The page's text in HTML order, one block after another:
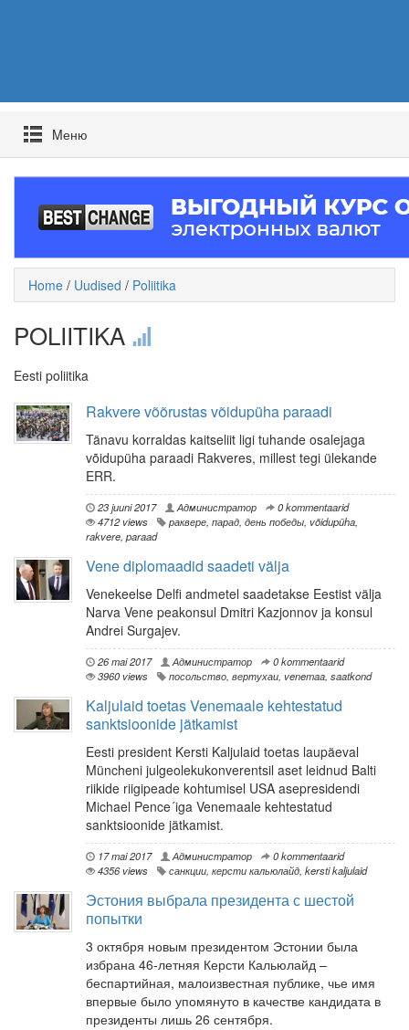
Mеню
Home / Uudised / Poliitika
POLIITIKA
Eesti poliitika
Rakvere võõrustas võidupüha paraadi
Tänavu korraldas kaitseliit ligi tuhande osalejaga
võidupüha paraadi Rakveres, millest tegi ülekande
ERR.
23 juuni 2017 Администратор
0 kommentaarid
4712 views
раквере, парад, день победы, võidupüha,
rakvere, paraad
Vene diplomaadid saadeti välja
Venekeelse Delfi andmetel saadetakse Eestist välja
Narva Vene peakonsul Dmitri Kazjonnov ja konsul
Andrei Surgajev.
26 mai 2017 Администратор
0 kommentaarid
3960 views
посольство, вертухаи, venemaa, saatkond
Kaljulaid toetas Venemaale kehtestatud
sanktsioonide jätkamist
Eesti president Kersti Kaljulaid toetas laupäeval
Müncheni julgeolekukonverentsil aset leidnud Balti
riikide riigipeade kohtumisel USA asepresidendi
Michael Pence´iga Venemaale kehtestatud
sanktsioonide jätkamist.
17 mai 2017 Администратор
0 kommentaarid
4356 views
санкции, керсти кальюлайд, kersti kaljulaid
Эстония выбрала президента с шестой
попытки
3 октября новым президентом Эстонии была
избрана 46-летняя Керсти Кальюлайд –
беспартийная, малоизвестная публике, чье имя
впервые было упомянуто в качестве кандидата в
президенты лишь 26 сентября.